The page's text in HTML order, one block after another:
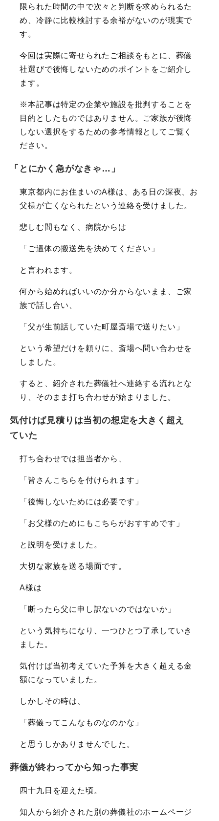
限られた時間の中で次々と判断を求められるた
め、冷静に比較検討する余裕がないのが現実で
す。
今回は実際に寄せられたご相談をもとに、葬儀
社選びで後悔しないためのポイントをご紹介し
ます。
※本記事は特定の企業や施設を批判することを
目的としたものではありません。ご家族が後悔
しない選択をするための参考情報としてご覧く
ださい。
「とにかく急がなきゃ…」
東京都内にお住まいのA様は、ある日の深夜、お
父様が亡くなられたという連絡を受けました。
悲しむ間もなく、病院からは
「ご遺体の搬送先を決めてください」
と言われます。
何から始めればいいのか分からないまま、ご家
族で話し合い、
「父が生前話していた町屋斎場で送りたい」
という希望だけを頼りに、斎場へ問い合わせを
しました。
すると、紹介された葬儀社へ連絡する流れとな
り、そのまま打ち合わせが始まりました。
気付けば見積りは当初の想定を大きく超え
ていた
打ち合わせでは担当者から、
「皆さんこちらを付けられます」
「後悔しないためには必要です」
「お父様のためにもこちらがおすすめです」
と説明を受けました。
大切な家族を送る場面です。
A様は
「断ったら父に申し訳ないのではないか」
という気持ちになり、一つひとつ了承していき
ました。
気付けば当初考えていた予算を大きく超える金
額になっていました。
しかしその時は、
「葬儀ってこんなものなのかな」
と思うしかありませんでした。
葬儀が終わってから知った事実
四十九日を迎えた頃。
知人から紹介された別の葬儀社のホームページ